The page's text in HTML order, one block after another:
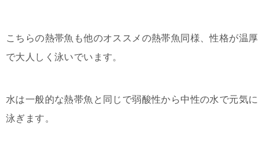
こちらの熱帯魚も他のオススメの熱帯魚同様、性格が温厚
で大人しく泳いでいます。
水は一般的な熱帯魚と同じで弱酸性から中性の水で元気に
泳ぎます。